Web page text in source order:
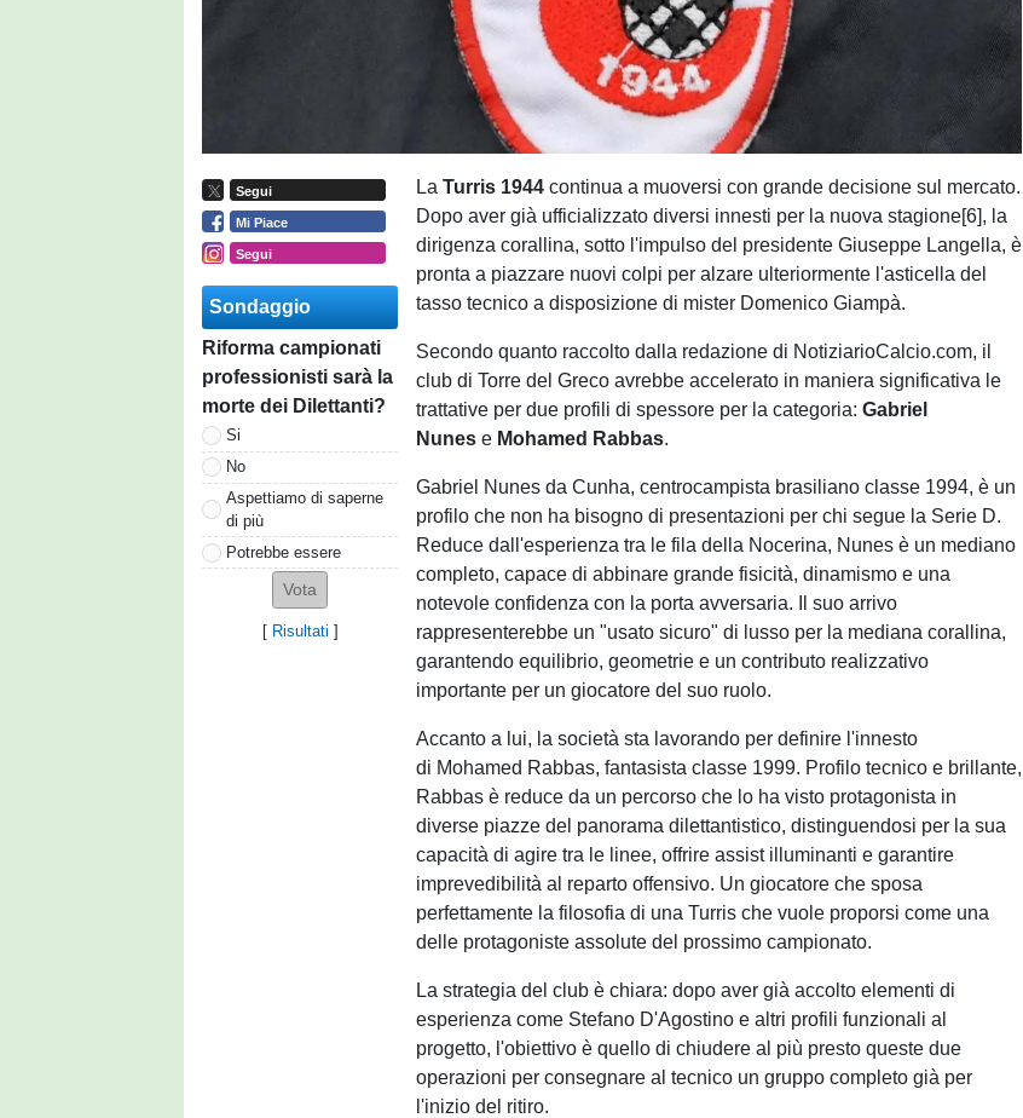
Segui
Mi Piace
Segui
Sondaggio
Riforma campionati
professionisti sarà la
morte dei Dilettanti?
Si
No
Aspettiamo di saperne
di più
Potrebbe essere
[ Risultati ]
LaTurris 1944continua a muoversi con grande decisione sul mercato.
Dopo aver già ufficializzato diversi innesti per la nuova stagione[6], la
dirigenza corallina, sotto l'impulso del presidente Giuseppe Langella, è
pronta a piazzare nuovi colpi per alzare ulteriormente l'asticella del
tasso tecnico a disposizione di mister Domenico Giampà.
Secondo quanto raccolto dalla redazione di NotiziarioCalcio.com, il
club di Torre del Greco avrebbe accelerato in maniera significativa le
trattative per due profili di spessore per la categoria:Gabriel
Nunese Mohamed Rabbas.
Gabriel Nunes da Cunha, centrocampista brasiliano classe 1994, è un
profilo che non ha bisogno di presentazioni per chi segue la Serie D.
Reduce dall'esperienza tra le fila della Nocerina, Nunes è un mediano
completo, capace di abbinare grande fisicità, dinamismo e una
notevole confidenza con la porta avversaria. Il suo arrivo
rappresenterebbe un "usato sicuro" di lusso per la mediana corallina,
garantendo equilibrio, geometrie e un contributo realizzativo
importante per un giocatore del suo ruolo.
Accanto a lui, la società sta lavorando per definire l'innesto
di Mohamed Rabbas, fantasista classe 1999. Profilo tecnico e brillante,
Rabbas è reduce da un percorso che lo ha visto protagonista in
diverse piazze del panorama dilettantistico, distinguendosi per la sua
capacità di agire tra le linee, offrire assist illuminanti e garantire
imprevedibilità al reparto offensivo. Un giocatore che sposa
perfettamente la filosofia di una Turris che vuole proporsi come una
delle protagoniste assolute del prossimo campionato.
La strategia del club è chiara: dopo aver già accolto elementi di
esperienza come Stefano D'Agostino e altri profili funzionali al
progetto, l'obiettivo è quello di chiudere al più presto queste due
operazioni per consegnare al tecnico un gruppo completo già per
l'inizio del ritiro.